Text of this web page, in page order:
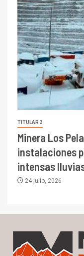
TITULAR 3
Minera Los
instalaciones
intensas
24 julio, 2026